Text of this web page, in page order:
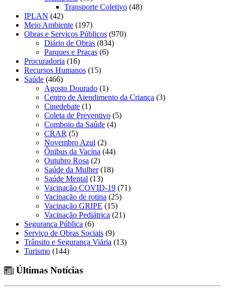
Transporte Coletivo (48)
IPLAN (42)
Meio Ambiente (197)
Obras e Serviços Públicos (970)
Diário de Obras (834)
Parques e Praças (6)
Procuradoria (16)
Recursos Humanos (15)
Saúde (466)
Agosto Dourado (1)
Centro de Atendimento da Criança (3)
Cinedebate (1)
Coleta de Preventivo (5)
Comboio da Saúde (4)
CRAR (5)
Novembro Azul (2)
Ônibus da Vacina (44)
Outubro Rosa (2)
Saúde da Mulher(18)
Saúde Mental (13)
Vacinação COVID-19 (71)
Vacinação de rotina (25)
Vacinação GRIPE (15)
Vacinação Pediátrica (21)
Segurança Pública (6)
Serviço de Obras Sociais (9)
Trânsito e Segurança Viária (13)
Turismo (144)
Últimas Notícias